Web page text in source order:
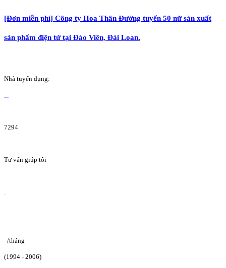
[Đơn miễn phí] Công ty Hoa Thân Đường tuyển 50 nữ sản xuất
sản phẩm điện tử tại Đào Viên, Đài Loan.
Nhà tuyển dụng:
7294
Tư vấn giúp tôi
/tháng
(1994 - 2006)